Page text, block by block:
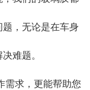
，无论是在车身
难题。
需求，更能帮助您